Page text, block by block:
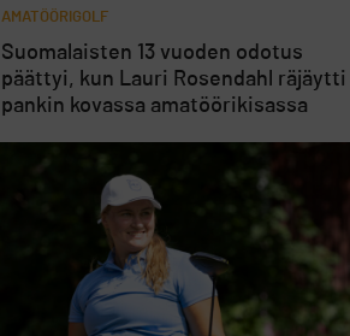
AMATÖÖRIGOLF
Suomalaisten 13 vuoden odotus
päättyi, kun Lauri Rosendahl räjäytti
pankin kovassa amatöörikisassa